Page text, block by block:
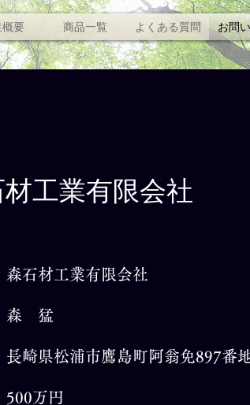
要 商品一覧 よくある質問 お問
工業有限会社
材工業有限会社
森 猛
県松浦市鷹島町阿翁免897番
万円